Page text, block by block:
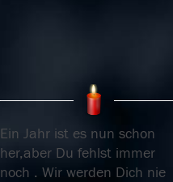
Ein Jahr ist es nun schon
her,aber Du fehlst immer
noch . Wir werden Dich nie